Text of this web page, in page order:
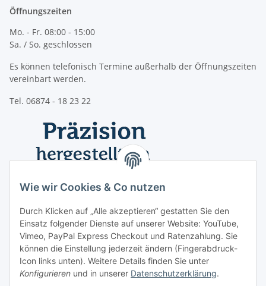
Öffnungszeiten
Mo. - Fr. 08:00 - 15:00
Sa. / So. geschlossen
Es können telefonisch Termine außerhalb der Öffnungszeiten
vereinbart werden.
Tel. 06874 - 18 23 22
Wie wir Cookies & Co nutzen
Durch Klicken auf „Alle akzeptieren“ gestatten Sie den
Einsatz folgender Dienste auf unserer Website: YouTube,
Vimeo, PayPal Express Checkout und Ratenzahlung. Sie
können die Einstellung jederzeit ändern (Fingerabdruck-
Icon links unten). Weitere Details finden Sie unter
Konfigurieren und in unserer Datenschutzerklärung.